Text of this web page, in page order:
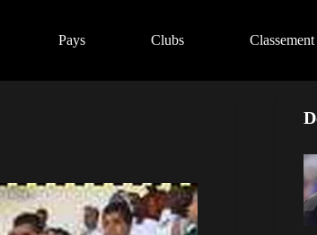
Pays Clubs Classement